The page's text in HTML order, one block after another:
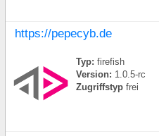
https://pepecyb.de
Typ: firefish
Version: 1.0.5-rc
Zugriffstyp frei